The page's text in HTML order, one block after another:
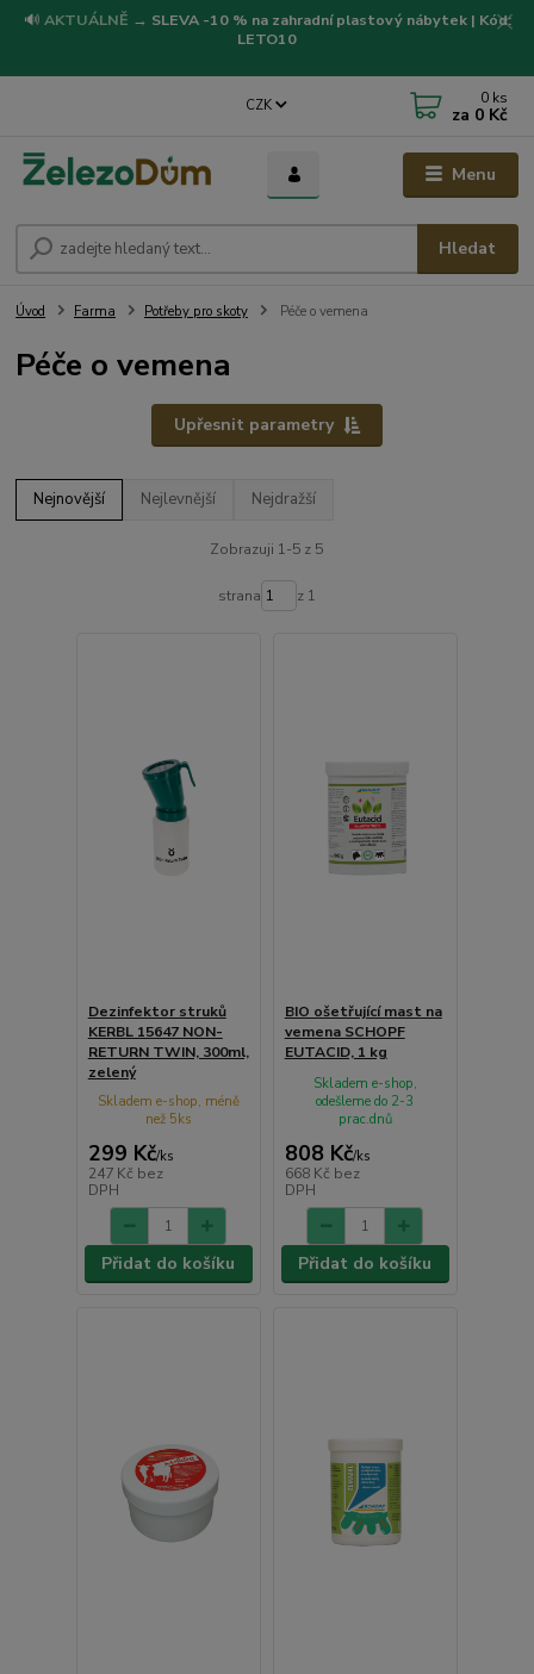
🔊 AKTUÁLNĚ → SLEVA -10 % na zahradní plastový nábytek | Kód:
LETO10
Menu
CZK
Hledat
0 ks
za 0 Kč
Úvod Farma Potřeby pro skoty Péče o vemena
Péče o vemena
Upřesnit parametry
Nejnovější Nejlevnější Nejdražší
Zobrazuji 1-5 z 5
strana z 1
Dezinfektor struků
KERBL 15647 NON-
RETURN TWIN, 300ml,
zelený
299 Kč/ks
247 Kč bez
DPH
Skladem e-shop, méně
než 5ks
Přidat do košíku
BIO ošetřující mast na
vemena SCHOPF
EUTACID, 1 kg
808 Kč/ks
668 Kč bez
DPH
Skladem e-shop,
odešleme do 2-3
prac.dnů
Přidat do košíku